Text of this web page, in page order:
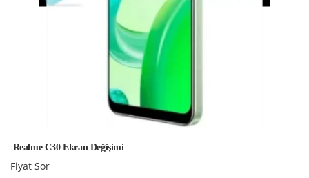
Realme C30 Ekran Değişimi
Fiyat Sor